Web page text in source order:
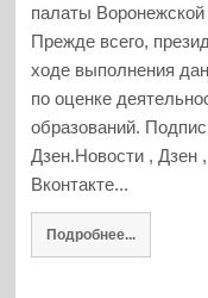
палаты
Прежде всего,
ходе выполнения
по оценке
образований.
Дзен.Новости , Дзен
Вконтакте...
Подробнее...